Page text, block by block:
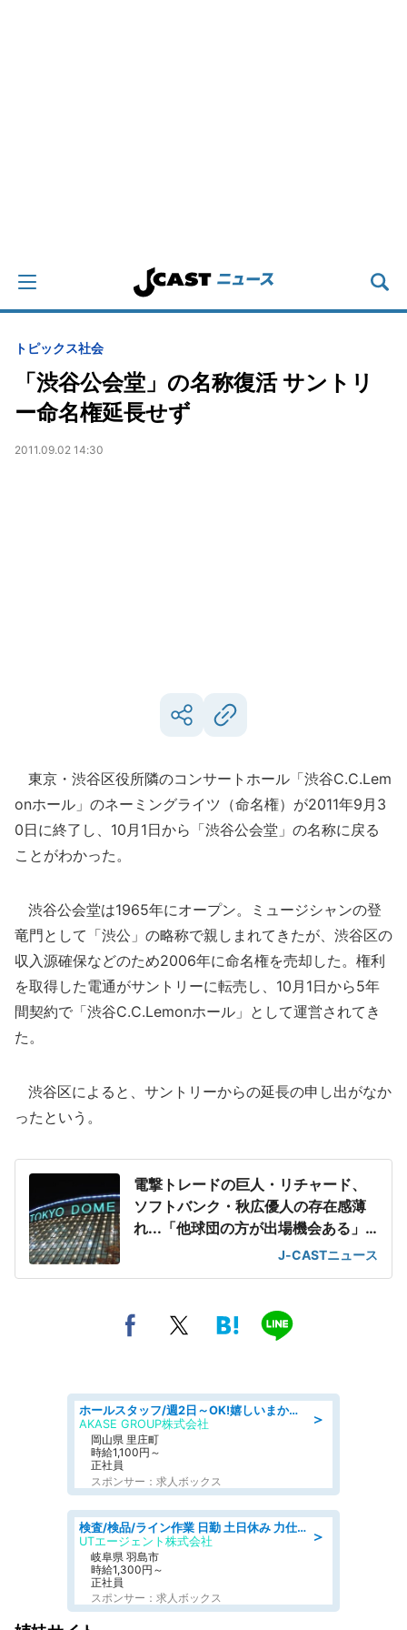
トピックス社会
「渋谷公会堂」の名称復活 サントリ
ー命名権延長せず
2011.09.02 14:30
東京・渋谷区役所隣のコンサートホール「渋谷C.C.Lem
onホール」のネーミングライツ（命名権）が2011年9月3
0日に終了し、10月1日から「渋谷公会堂」の名称に戻る
ことがわかった。
渋谷公会堂は1965年にオープン。ミュージシャンの登
竜門として「渋公」の略称で親しまれてきたが、渋谷区の
収入源確保などのため2006年に命名権を売却した。権利
を取得した電通がサントリーに転売し、10月1日から5年
間契約で「渋谷C.C.Lemonホール」として運営されてき
た。
渋谷区によると、サントリーからの延長の申し出がなか
ったという。
電撃トレードの巨人・リチャード、
ソフトバンク・秋広優人の存在感薄
れ...「他球団の方が出場機会ある」
J-CASTニュース
＞
ホールスタッフ/週2日～OK!嬉しいまかない付き/岡山県/浅口郡里庄町
AKASE GROUP株式会社
岡山県 里庄町
時給1,100円～
正社員
スポンサー：求人ボックス
＞
検査/検品/ライン作業 日勤 土日休み 力仕事ほぼなし 座り作業メイン 検品·検査
UTエージェント株式会社
岐阜県 羽島市
時給1,300円～
正社員
スポンサー：求人ボックス